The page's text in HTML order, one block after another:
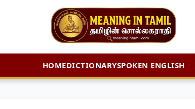
HOMEDICTIONARYSPOKEN ENGLISH